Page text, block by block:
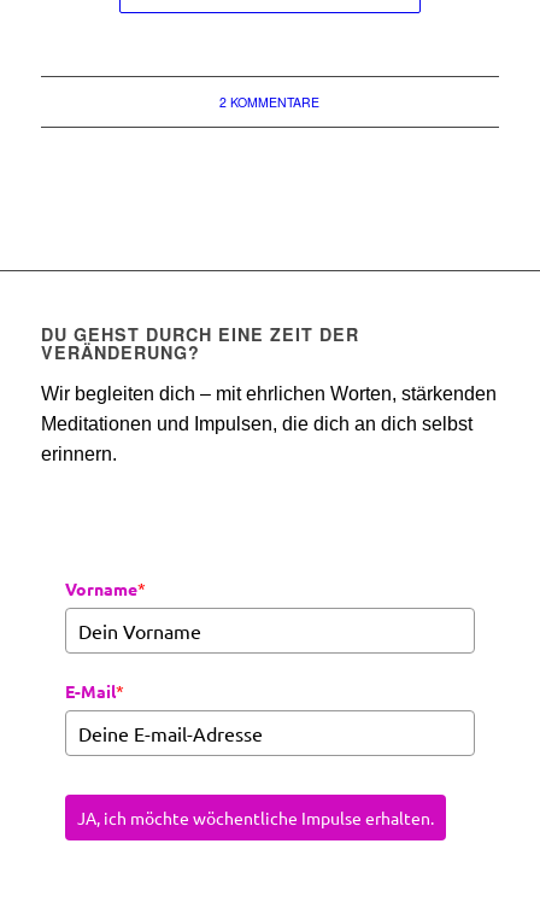
2 KOMMENTARE
DU GEHST DURCH EINE ZEIT DER
VERÄNDERUNG?
Wir begleiten dich – mit ehrlichen Worten, stärkenden
Meditationen und Impulsen, die dich an dich selbst
erinnern.
Vorname*
E-Mail*
JA, ich möchte wöchentliche Impulse erhalten.